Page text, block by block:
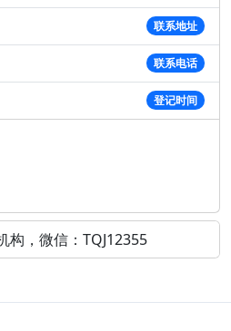
联系地址
联系电话
登记时间
构，微信：TQJ12355